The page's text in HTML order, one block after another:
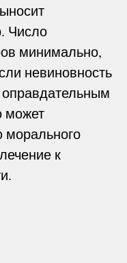
Число
минимально,
невиновность
может
морального
к